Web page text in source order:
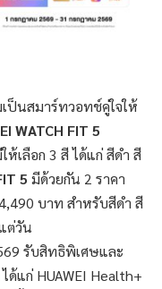
ป็นสมาร์ทวอทช์คู่ใจให้
WATCH FIT 5
ห้เลือก 3 สี ได้แก่ สีดำ สี
5 มีด้วยกัน 2 ราคา
บาท สำหรับสีดำ สี
ต่วัน
รับสิทธิพิเศษและ
แก่ HUAWEI Health+